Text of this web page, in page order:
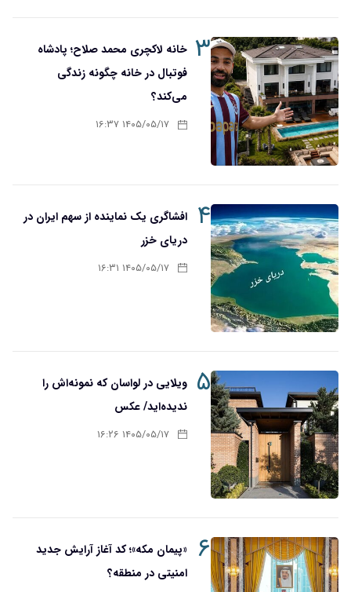
۳ خانه لاکچری محمد صلاح؛ پادشاه
فوتبال در خانه چگونه زندگی
می‌کند؟
۱۴۰۵/۰۵/۱۷ ۱۶:۳۷
۴
افشاگری یک نماینده از سهم ایران در
دریای خزر
۱۴۰۵/۰۵/۱۷ ۱۶:۳۱
۵ ویلایی در لواسان که نمونه‌اش را
ندیده‌اید/ عکس
۱۴۰۵/۰۵/۱۷ ۱۶:۲۶
۶
«پیمان مکه»؛ کد آغاز آرایش جدید
امنیتی در منطقه؟